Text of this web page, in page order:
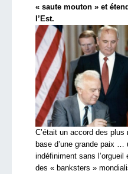
« saute mouton » et
l’Est.
C’était un accord des
base d’une grande paix …
indéfiniment sans l’orgueil
des « banksters »